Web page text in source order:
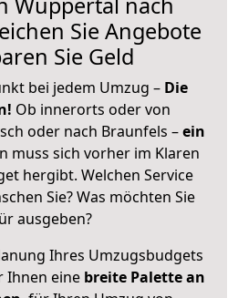
Sie Angebote
Sie Geld
bei jedem Umzug – Die
Ob innerorts oder von
oder nach Braunfels –ein
muss sich vorher im Klaren
hergibt. Welchen Service
Sie? Was möchten Sie
ausgeben?
Ihres Umzugsbudgets
Ihnen eine breite Palette an